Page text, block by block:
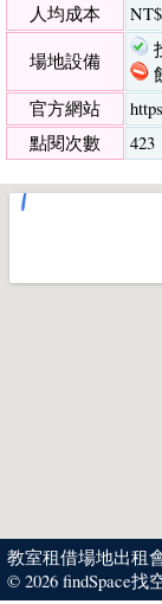
人均成本
場地設備
官方網站
點閱次數
423
教室租借場地出租
© 2026 findSpace找